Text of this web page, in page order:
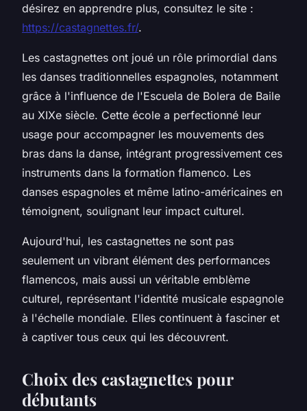
désirez en apprendre plus, consultez le site :
https://castagnettes.fr/.
Les castagnettes ont joué un rôle primordial dans
les danses traditionnelles espagnoles, notamment
grâce à l'influence de l'Escuela de Bolera de Baile
au XIXe siècle. Cette école a perfectionné leur
usage pour accompagner les mouvements des
bras dans la danse, intégrant progressivement ces
instruments dans la formation flamenco. Les
danses espagnoles et même latino-américaines en
témoignent, soulignant leur impact culturel.
Aujourd'hui, les castagnettes ne sont pas
seulement un vibrant élément des performances
flamencos, mais aussi un véritable emblème
culturel, représentant l'identité musicale espagnole
à l'échelle mondiale. Elles continuent à fasciner et
à captiver tous ceux qui les découvrent.
Choix des castagnettes pour
débutants